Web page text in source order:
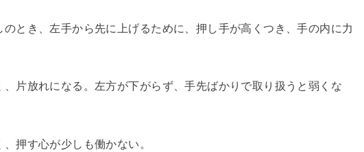
き、左手から先に上げるために、押し手が高くつき、手の内に力
片放れになる。左方が下がらず、手先ばかりで取り扱うと弱くな
押す心が少しも働かない。